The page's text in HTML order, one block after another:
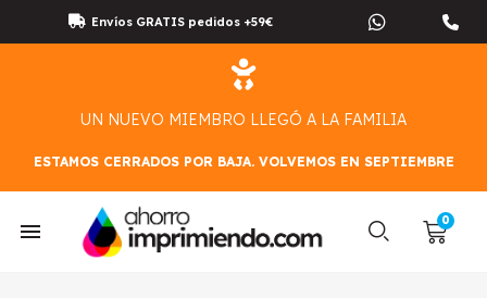
Envíos GRATIS pedidos +59€
UN NUEVO MIEMBRO LLEGÓ A LA FAMILIA
ESTAMOS CERRADOS POR BAJA. VOLVEMOS EN SEPTIEMBRE